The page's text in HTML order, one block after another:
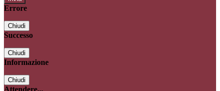
Errore
Chiudi
Successo
Chiudi
Informazione
Chiudi